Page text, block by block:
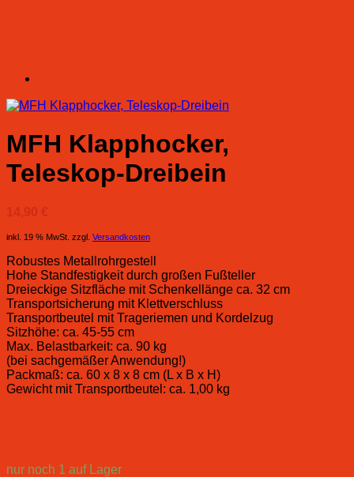
MFH Klapphocker,
Teleskop-Dreibein
14,90 €
inkl. 19 % MwSt. zzgl. Versandkosten
Robustes Metallrohrgestell
Hohe Standfestigkeit durch großen Fußteller
Dreieckige Sitzfläche mit Schenkellänge ca. 32 cm
Transportsicherung mit Klettverschluss
Transportbeutel mit Trageriemen und Kordelzug
Sitzhöhe: ca. 45-55 cm
Max. Belastbarkeit: ca. 90 kg
(bei sachgemäßer Anwendung!)
Packmaß: ca. 60 x 8 x 8 cm (L x B x H)
Gewicht mit Transportbeutel: ca. 1,00 kg
nur noch 1 auf Lager